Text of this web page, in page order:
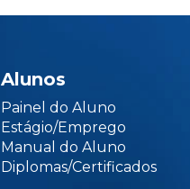
Alunos
Painel do Aluno
Estágio/Emprego
Manual do Aluno
Diplomas/Certificados